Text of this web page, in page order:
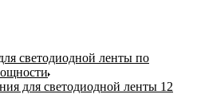
светодиодной ленты по
для светодиодной ленты 12